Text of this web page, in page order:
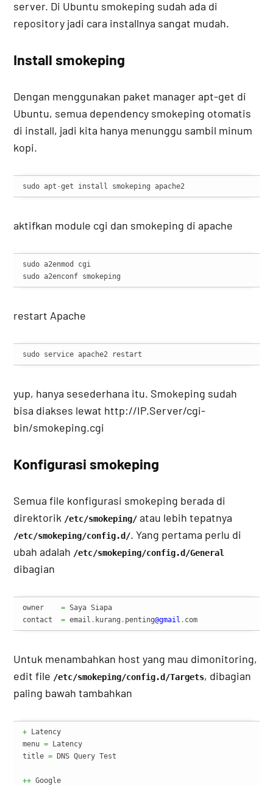
server. Di Ubuntu smokeping sudah ada di
repository jadi cara installnya sangat mudah.
Install smokeping
Dengan menggunakan paket manager apt-get di
Ubuntu, semua dependency smokeping otomatis
di install, jadi kita hanya menunggu sambil minum
kopi.
sudo apt -get install smokeping apache2
aktifkan module cgi dan smokeping di apache
sudo a2enmod cgi
sudo a2enconf smokeping
restart Apache
sudo service apache2 restart
yup, hanya sesederhana itu. Smokeping sudah
bisa diakses lewat http://IP.Server/cgi-
bin/smokeping.cgi
Konfigurasi smokeping
Semua file konfigurasi smokeping berada di
direktorik /etc/smokeping/ atau lebih tepatnya
/etc/smokeping/config.d/. Yang pertama perlu di
ubah adalah /etc/smokeping/config.d/General
dibagian
owner = Saya Siapa
contact = email . kurang . penting@gmail . com
Untuk menambahkan host yang mau dimonitoring,
edit file /etc/smokeping/config.d/Targets, dibagian
paling bawah tambahkan
+ Latency
menu = Latency
title = DNS Query Test
++ Google